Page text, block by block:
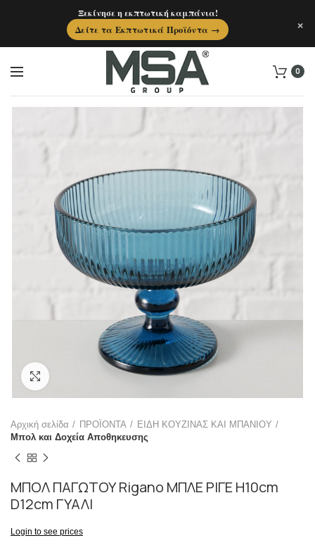
0
Αρχική σελίδα ΠΡΟΪΟΝΤΑ
ΕΙΔΗ ΚΟΥΖΙΝΑΣ ΚΑΙ ΜΠΑΝΙΟΥ
Μπολ και Δοχεία Αποθηκευσης
ΜΠΟΛ ΠΑΓΩΤΟΥ Rigano ΜΠΛΕ ΡΙΓΕ H10cm
D12cm ΓΥΑΛΙ
Login to see prices
Ξεκίνησε η εκπτωτική καμπάνια!
Δείτε τα Εκπτωτικά Προϊόντα →
×